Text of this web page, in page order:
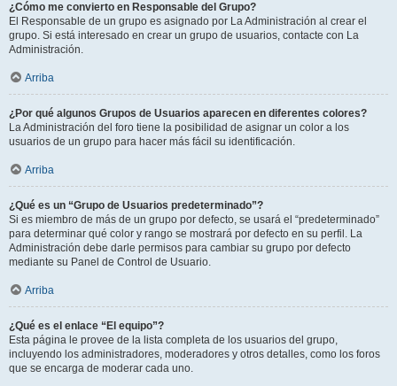
¿Cómo me convierto en Responsable del Grupo?
El Responsable de un grupo es asignado por La Administración al crear el
grupo. Si está interesado en crear un grupo de usuarios, contacte con La
Administración.
Arriba
¿Por qué algunos Grupos de Usuarios aparecen en diferentes colores?
La Administración del foro tiene la posibilidad de asignar un color a los
usuarios de un grupo para hacer más fácil su identificación.
Arriba
¿Qué es un “Grupo de Usuarios predeterminado”?
Si es miembro de más de un grupo por defecto, se usará el “predeterminado”
para determinar qué color y rango se mostrará por defecto en su perfil. La
Administración debe darle permisos para cambiar su grupo por defecto
mediante su Panel de Control de Usuario.
Arriba
¿Qué es el enlace “El equipo”?
Esta página le provee de la lista completa de los usuarios del grupo,
incluyendo los administradores, moderadores y otros detalles, como los foros
que se encarga de moderar cada uno.